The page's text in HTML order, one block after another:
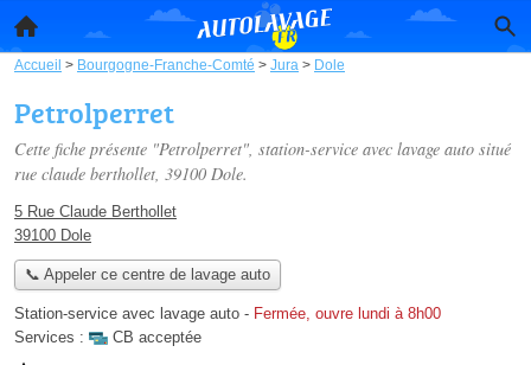
Accueil > Bourgogne-Franche-Comté > Jura > Dole
Petrolperret
Cette fiche présente "Petrolperret", station-service avec lavage auto situé
rue claude berthollet, 39100 Dole.
5 Rue Claude Berthollet
39100 Dole
📞 Appeler ce centre de lavage auto
Station-service avec lavage auto - Fermée, ouvre lundi à 8h00
Services :
CB acceptée